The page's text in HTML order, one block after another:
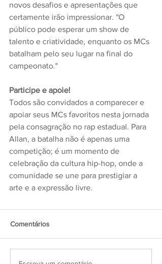
novos desafios e apresentações que
certamente irão impressionar. "O
público pode esperar um show de
talento e criatividade, enquanto os MCs
batalham pelo seu lugar na final do
campeonato."
Participe e apoie!
Todos são convidados a comparecer e
apoiar seus MCs favoritos nesta jornada
pela consagração no rap estadual. Para
Allan, a batalha não é apenas uma
competição; é um momento de
celebração da cultura hip-hop, onde a
comunidade se une para prestigiar a
arte e a expressão livre.
Comentários